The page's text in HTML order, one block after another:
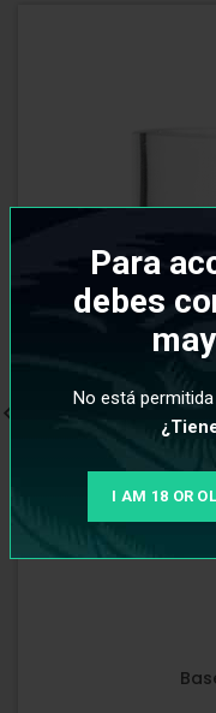
Para
debes
No está
I AM 18 OR